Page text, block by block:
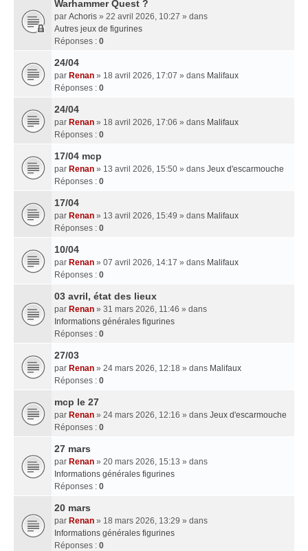
Warhammer Quest ?
par Achoris » 22 avril 2026, 10:27 » dans
Autres jeux de figurines
Réponses : 0
24/04
par Renan » 18 avril 2026, 17:07 » dans Malifaux
Réponses : 0
24/04
par Renan » 18 avril 2026, 17:06 » dans Malifaux
Réponses : 0
17/04 mcp
par Renan » 13 avril 2026, 15:50 » dans Jeux d'escarmouche
Réponses : 0
17/04
par Renan » 13 avril 2026, 15:49 » dans Malifaux
Réponses : 0
10/04
par Renan » 07 avril 2026, 14:17 » dans Malifaux
Réponses : 0
03 avril, état des lieux
par Renan » 31 mars 2026, 11:46 » dans
Informations générales figurines
Réponses : 0
27/03
par Renan » 24 mars 2026, 12:18 » dans Malifaux
Réponses : 0
mcp le 27
par Renan » 24 mars 2026, 12:16 » dans Jeux d'escarmouche
Réponses : 0
27 mars
par Renan » 20 mars 2026, 15:13 » dans
Informations générales figurines
Réponses : 0
20 mars
par Renan » 18 mars 2026, 13:29 » dans
Informations générales figurines
Réponses : 0